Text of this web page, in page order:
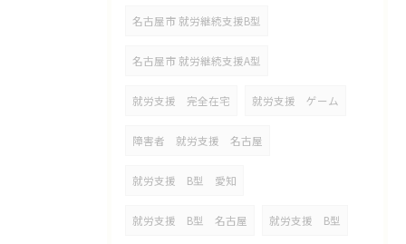
名古屋市 就労継続支援B型
名古屋市 就労継続支援A型
就労支援 完全在宅 就労支援 ゲーム
障害者 就労支援 名古屋
就労支援 B型 愛知
就労支援 B型 名古屋 就労支援 B型